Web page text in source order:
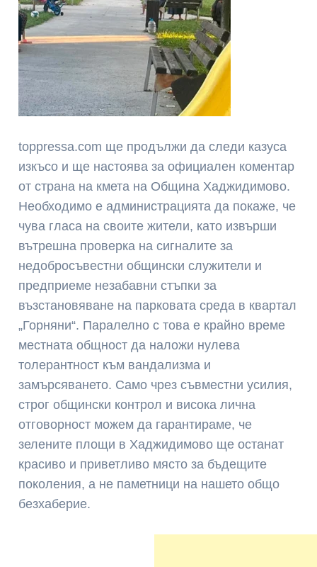
toppressa.com ще продължи да следи казуса
изкъсо и ще настоява за официален коментар
от страна на кмета на Община Хаджидимово.
Необходимо е администрацията да покаже, че
чува гласа на своите жители, като извърши
вътрешна проверка на сигналите за
недобросъвестни общински служители и
предприеме незабавни стъпки за
възстановяване на парковата среда в квартал
„Горняни“. Паралелно с това е крайно време
местната общност да наложи нулева
толерантност към вандализма и
замърсяването. Само чрез съвместни усилия,
строг общински контрол и висока лична
отговорност можем да гарантираме, че
зелените площи в Хаджидимово ще останат
красиво и приветливо място за бъдещите
поколения, а не паметници на нашето общо
безхаберие.